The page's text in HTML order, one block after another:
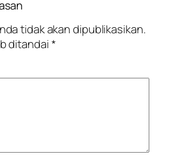
tidak akan dipublikasikan.
ditandai*